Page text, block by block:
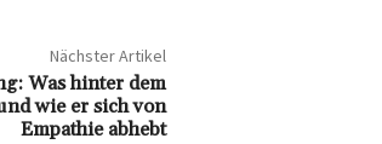
Nächster Artikel
Was hinter dem
wie er sich von
Empathie abhebt